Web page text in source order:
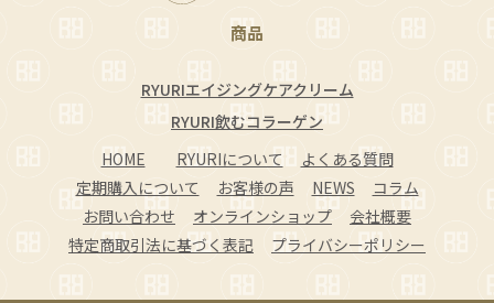
商品
RYURIエイジングケアクリーム
RYURI飲むコラーゲン
HOME
RYURIについて
よくある質問
定期購入について
お客様の声 NEWS
コラム
お問い合わせ
オンラインショップ
会社概要
特定商取引法に基づく表記
プライバシーポリシー